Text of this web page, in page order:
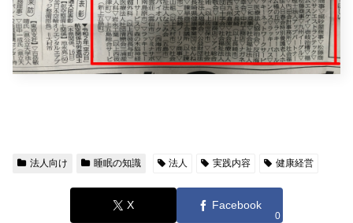
法人向け 睡眠の知識 法人 実践内容 健康経営
X Facebook
0